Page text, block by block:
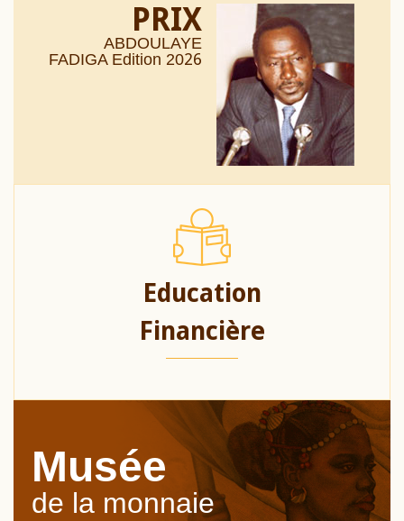
PRIX
ABDOULAYE
FADIGA Edition 2026
Education
Financière
Musée
de la monnaie